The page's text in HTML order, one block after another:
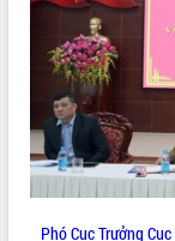
Thường trực HĐND tỉnh
mặt Đoàn chuyên gia y
Minh
Lễ truy điệu và an táng
tại Nghĩa trang Liệt sĩ xã
Bàn giải pháp tháo gỡ
xuất khẩu sầu riêng và
định EUDR
Thứ trưởng Bộ Nông
THỐNG KÊ TRUY CẬP
Hôm nay: 1025
Tất cả: 66046348
Phó Cục Trưởng